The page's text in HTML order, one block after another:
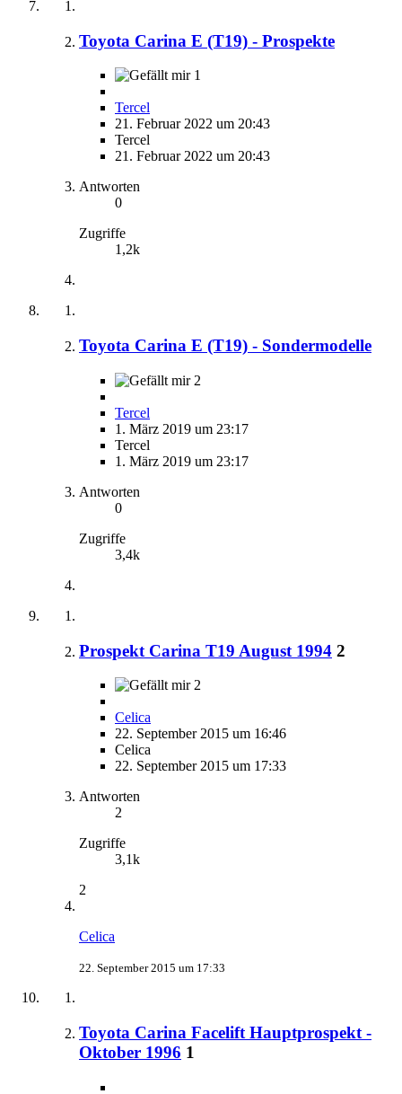
Toyota Carina E (T19) - Prospekte
1
Tercel
21. Februar 2022 um 20:43
Tercel
21. Februar 2022 um 20:43
Antworten
0
Zugriffe
1,2k
Toyota Carina E (T19) - Sondermodelle
2
Tercel
1. März 2019 um 23:17
Tercel
1. März 2019 um 23:17
Antworten
0
Zugriffe
3,4k
Prospekt Carina T19 August 1994 2
2
Celica
22. September 2015 um 16:46
Celica
22. September 2015 um 17:33
Antworten
2
Zugriffe
3,1k
2
Celica
22. September 2015 um 17:33
Toyota Carina Facelift Hauptprospekt -
Oktober 1996 1